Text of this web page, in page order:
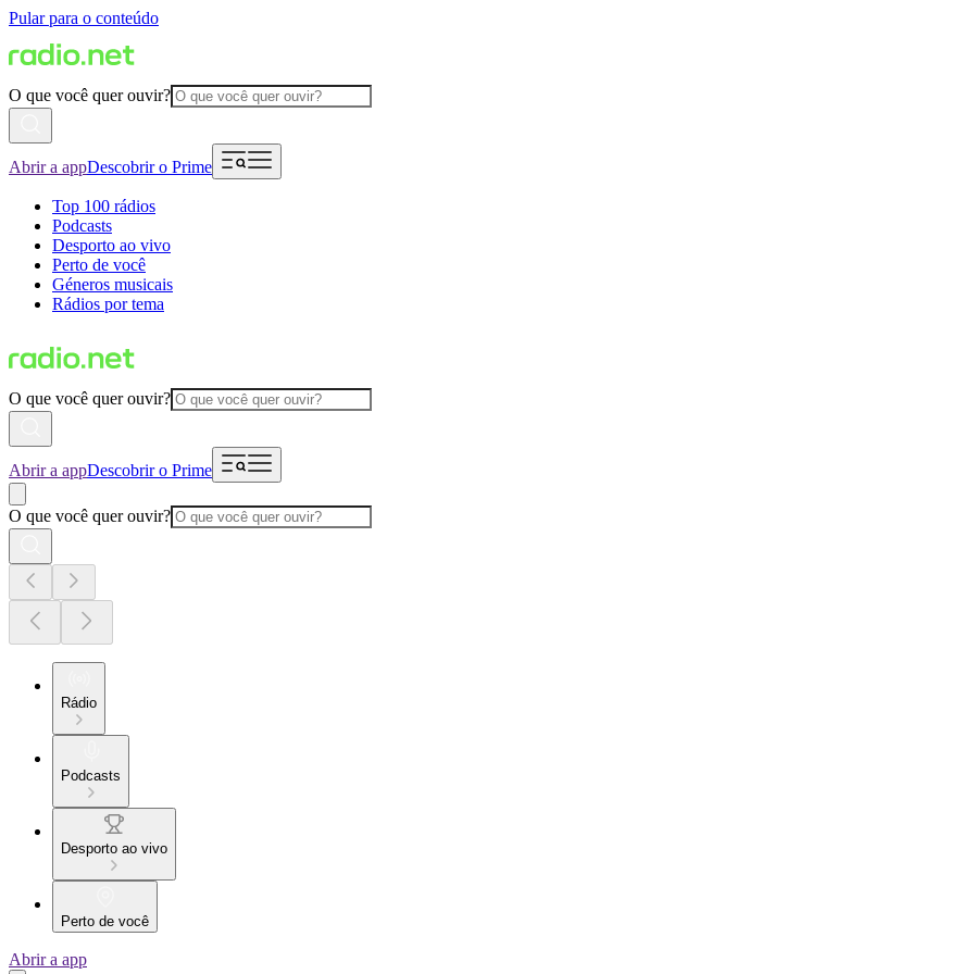
Pular para o conteúdo
O que você quer ouvir?
Abrir a appDescobrir o Prime
Top 100 rádios
Podcasts
Desporto ao vivo
Perto de você
Géneros musicais
Rádios por tema
O que você quer ouvir?
Abrir a appDescobrir o Prime
O que você quer ouvir?
Rádio
Podcasts
Desporto ao vivo
Perto de você
Abrir a app